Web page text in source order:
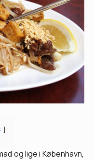
og lige i København,